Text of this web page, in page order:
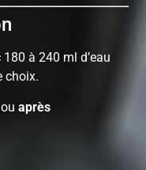
180 à 240 ml d’eau
choix.
ouaprès